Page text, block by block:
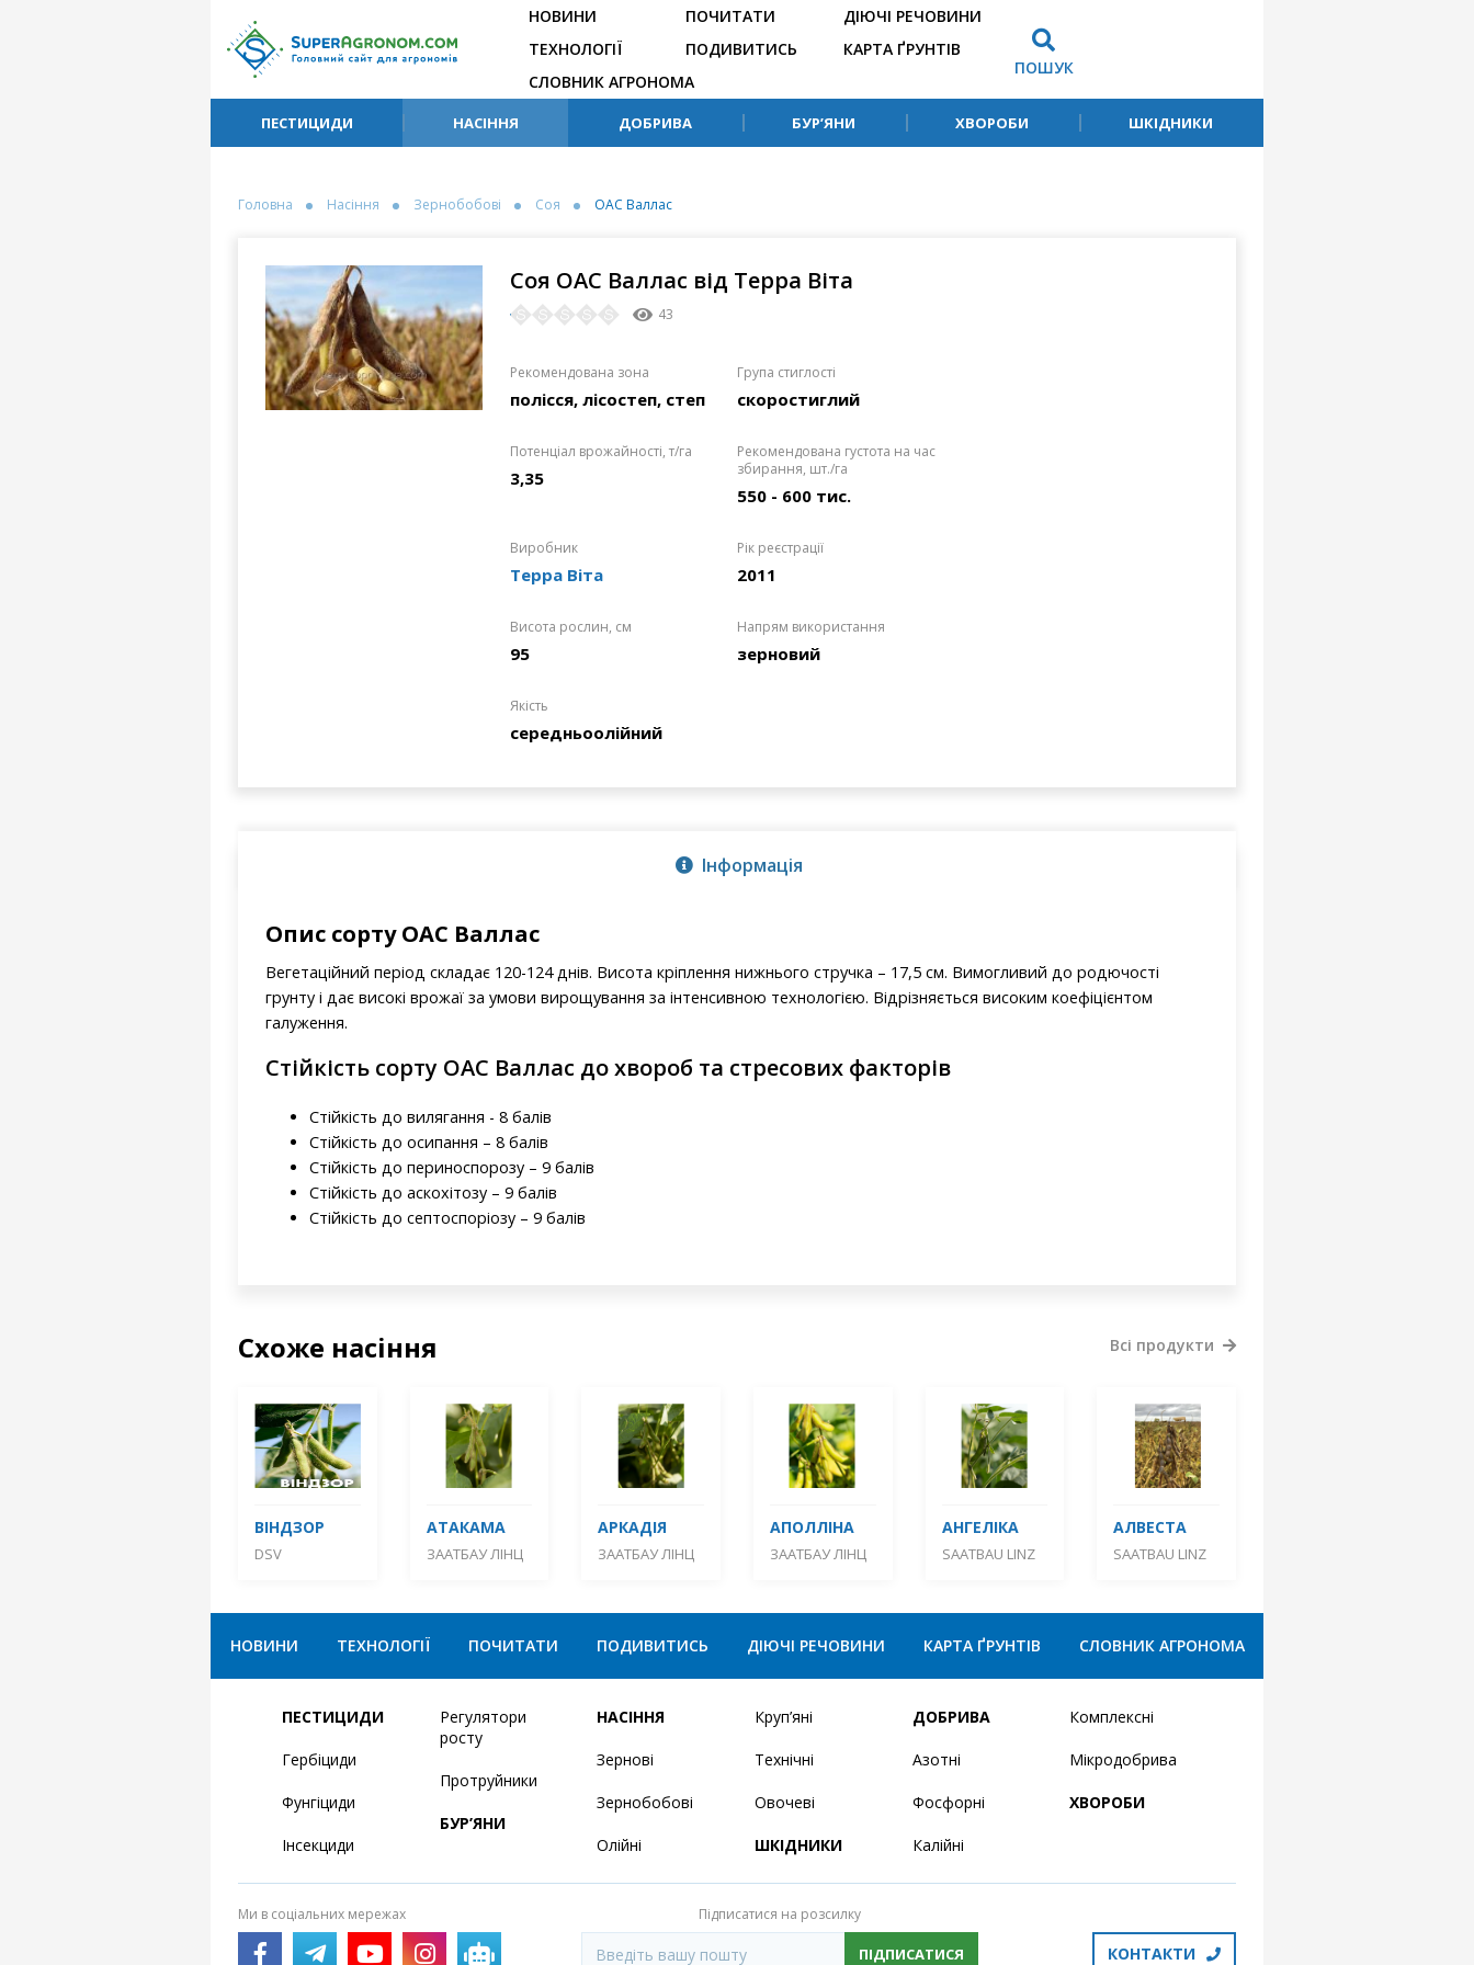
НОВИНИ
ТЕХНОЛОГІЇ
ПОЧИТАТИ
ПОДИВИТИСЬ
ДІЮЧІ РЕЧОВИНИ
КАРТА ҐРУНТІВ
СЛОВНИК АГРОНОМА
ПОШУК
ПЕСТИЦИДИ НАСІННЯ ДОБРИВА БУР’ЯНИ ХВОРОБИ ШКІДНИКИ
Головна Насіння Зернобобові Соя ОАС Валлас
Соя ОАС Валлас від Терра Віта
43
Рекомендована зона
полісся, лісостеп, степ
Група стиглості
скоростиглий
Потенціал врожайності, т/га
3,35
Рекомендована густота на час
збирання, шт./га
550 - 600 тис.
Виробник
Терра Віта
Рік реєстрації
2011
Висота рослин, см
95
Напрям використання
зерновий
Якість
середньоолійний
Інформація
Опис сорту ОАС Валлас
Вегетаційний період складає 120-124 днів. Висота кріплення нижнього стручка – 17,5 см. Вимогливий до родючості
грунту і дає високі врожаї за умови вирощування за інтенсивною технологією. Відрізняється високим коефіцієнтом
галуження.
Стійкість сорту ОАС Валлас до хвороб та стресових факторів
Стійкість до вилягання - 8 балів
Стійкість до осипання – 8 балів
Стійкість до периноспорозу – 9 балів
Стійкість до аскохітозу – 9 балів
Стійкість до септоспоріозу – 9 балів
Схоже насіння
ВІНДЗОР
DSV
АТАКАМА
ЗААТБАУ ЛІНЦ
АРКАДІЯ
ЗААТБАУ ЛІНЦ
АПОЛЛІНА
ЗААТБАУ ЛІНЦ
АНГЕЛІКА
SAATBAU LINZ
АЛВЕСТА
SAATBAU LINZ
Всі продукти
НОВИНИ ТЕХНОЛОГІЇ ПОЧИТАТИ ПОДИВИТИСЬ ДІЮЧІ РЕЧОВИНИ КАРТА ҐРУНТІВ СЛОВНИК АГРОНОМА
ПЕСТИЦИДИ
Гербіциди
Фунгіциди
Інсекциди
Регулятори
росту
Протруйники
БУР’ЯНИ
НАСІННЯ
Зернові
Зернобобові
Олійні
Круп’яні
Технічні
Овочеві
ШКІДНИКИ
ДОБРИВА
Азотні
Фосфорні
Калійні
Комплексні
Мікродобрива
ХВОРОБИ
Ми в соціальних мережах Підписатися на розсилку
ПІДПИСАТИСЯ КОНТАКТИ